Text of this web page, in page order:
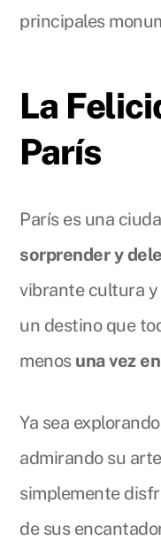
principales
La
París
París es una
sorprender y
vibrante cultura y
un destino que
menos una vez
Ya sea
admirando su
simplemente
de sus